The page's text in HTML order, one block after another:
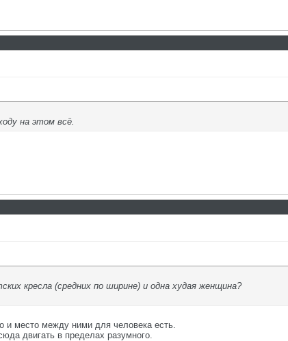
на этом всё.
кресла (средних по ширине) и одна худая женщина?
и место между ними для человека есть.
двигать в пределах разумного.